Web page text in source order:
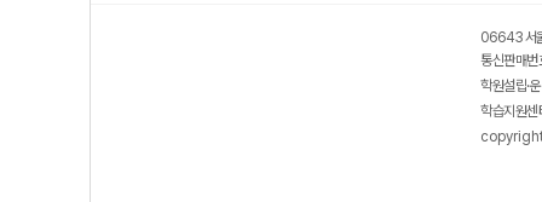
06643 서
통신판매
학원설립·
학습지원